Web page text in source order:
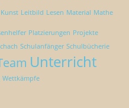
Kunst Leitbild Lesen Material Mathe
Platzierungen Projekte
Schulanfänger Schulbücherie
Unterricht
Wettkämpfe